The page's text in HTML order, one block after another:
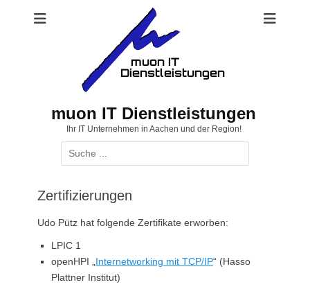
muon IT Dienstleistungen
Ihr IT Unternehmen in Aachen und der Region!
Suchen
nach:
Zertifizierungen
Udo Pütz hat folgende Zertifikate erworben:
LPIC 1
openHPI „ Internetworking mit TCP/IP“ (Hasso
Plattner Institut)